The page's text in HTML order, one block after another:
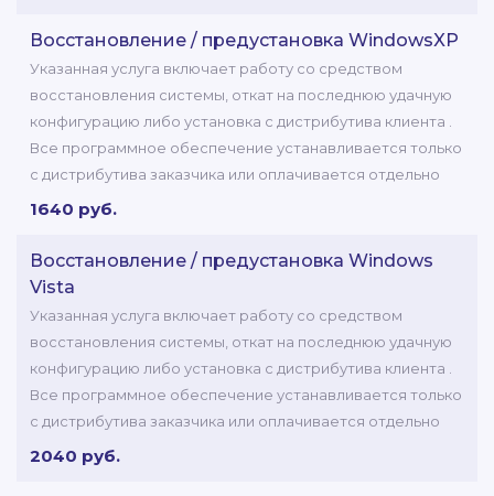
Восстановление / предустановка WindowsXP
Указанная услуга включает работу со средством
восстановления системы, откат на последнюю удачную
конфигурацию либо установка с дистрибутива клиента .
Все программное обеспечение устанавливается только
с дистрибутива заказчика или оплачивается отдельно
1640 руб.
Восстановление / предустановка Windows
Vista
Указанная услуга включает работу со средством
восстановления системы, откат на последнюю удачную
конфигурацию либо установка с дистрибутива клиента .
Все программное обеспечение устанавливается только
с дистрибутива заказчика или оплачивается отдельно
2040 руб.